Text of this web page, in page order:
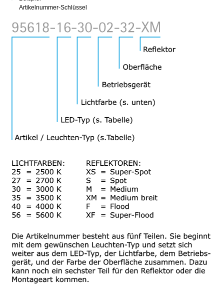
Artikelnummer-Schlüssel